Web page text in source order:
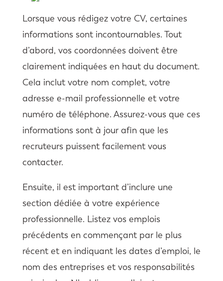
Lorsque vous rédigez votre CV, certaines
informations sont incontournables. Tout
d’abord, vos coordonnées doivent être
clairement indiquées en haut du document.
Cela inclut votre nom complet, votre
adresse e-mail professionnelle et votre
numéro de téléphone. Assurez-vous que ces
informations sont à jour afin que les
recruteurs puissent facilement vous
contacter.
Ensuite, il est important d’inclure une
section dédiée à votre expérience
professionnelle. Listez vos emplois
précédents en commençant par le plus
récent et en indiquant les dates d’emploi, le
nom des entreprises et vos responsabilités